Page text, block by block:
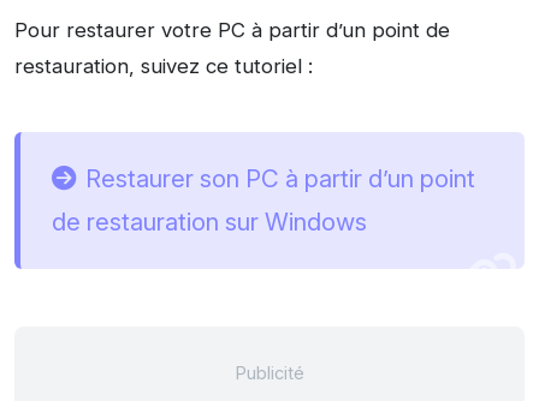
Pour restaurer votre PC à partir d’un point de
restauration, suivez ce tutoriel :
Restaurer son PC à partir d’un point
de restauration sur Windows